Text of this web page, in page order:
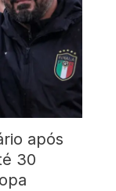
após
30